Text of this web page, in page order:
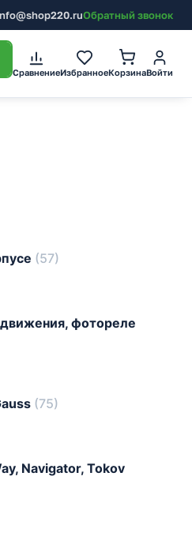
Обратный звонок
СравнениеИзбранноеКорзинаВойти
(57)
фотореле
(75)
Navigator, Tokov